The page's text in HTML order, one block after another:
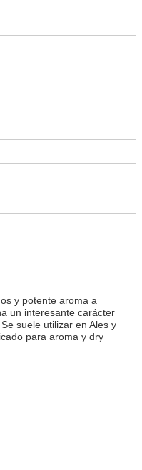
y potente aroma a
un interesante carácter
suele utilizar en Ales y
para aroma y dry